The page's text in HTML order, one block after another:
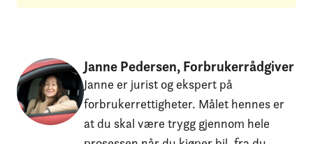
Janne Pedersen, Forbrukerrådgiver
Janne er jurist og ekspert på
forbrukerrettigheter. Målet hennes er
at du skal være trygg gjennom hele